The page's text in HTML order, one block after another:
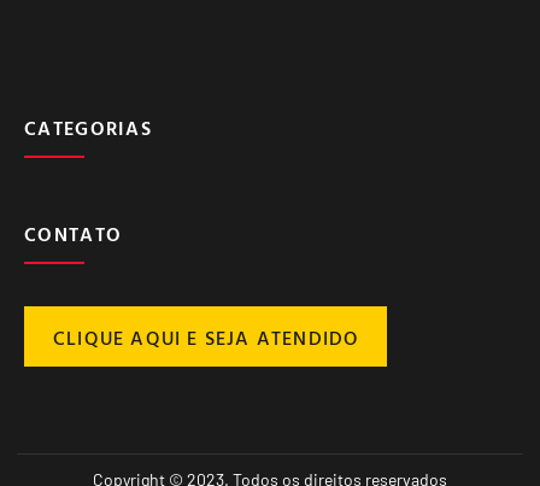
CATEGORIAS
CONTATO
CLIQUE AQUI E SEJA ATENDIDO
Copyright © 2023. Todos os direitos reservados